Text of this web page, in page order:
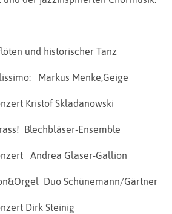
und historischer Tanz
Markus Menke,Geige
Kristof Skladanowski
Blechbläser-Ensemble
Andrea Glaser-Gallion
Duo Schünemann/Gärtner
Dirk Steinig